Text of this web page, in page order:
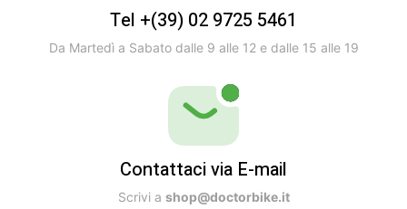
Tel +(39) 02 9725 5461
Da Martedì a Sabato dalle 9 alle 12 e dalle 15 alle 19
Contattaci via E-mail
Scrivi a shop@doctorbike.it